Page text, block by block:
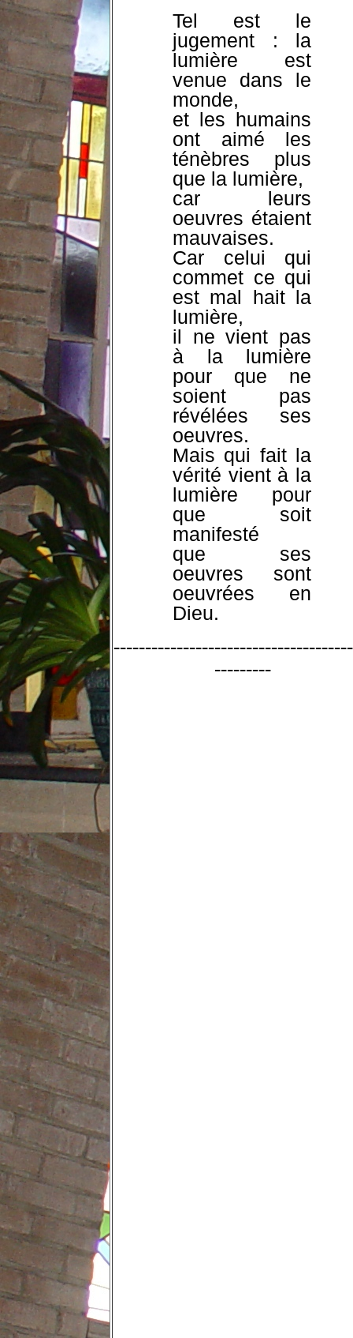
Tel est le
jugement : la
lumière est
venue dans le
monde,
et les humains
ont aimé les
ténèbres plus
que la lumière,
car leurs
oeuvres étaient
mauvaises.
Car celui qui
commet ce qui
est mal hait la
lumière,
il ne vient pas
à la lumière
pour que ne
soient pas
révélées ses
oeuvres.
Mais qui fait la
vérité vient à la
lumière pour
que soit
manifesté
que ses
oeuvres sont
oeuvrées en
Dieu.
---------